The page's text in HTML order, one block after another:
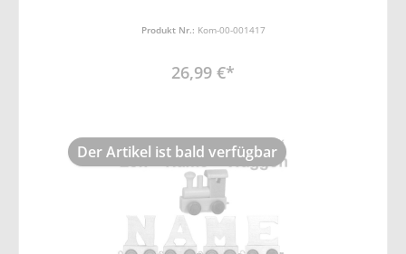
Produkt Nr.: Kom-00-001417
26,99 €*
Der Artikel ist bald verfügbar